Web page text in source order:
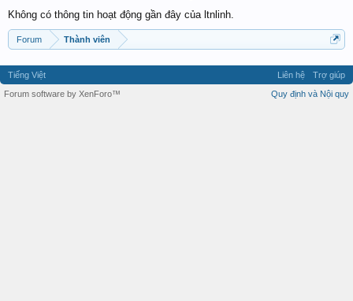
Không có thông tin hoạt động gần đây của ltnlinh.
Forum Thành viên
Tiếng Việt Liên hệ
Trợ giúp
Quy định và Nội quy
Forum software by XenForo™